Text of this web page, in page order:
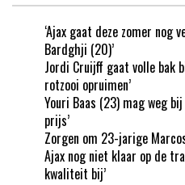
‘Ajax gaat deze zomer nog
Bardghji (20)’
Jordi Cruijff gaat volle bak
rotzooi opruimen’
Youri Baas (23) mag weg
prijs’
Zorgen om 23-jarige
Ajax nog niet klaar op de
kwaliteit bij’